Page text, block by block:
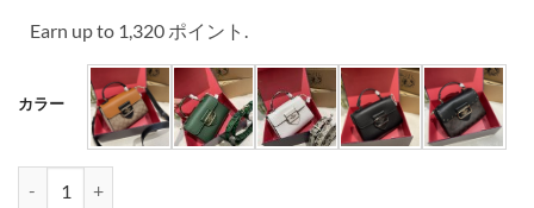
Earn up to 1,320 ポイント.
カラー